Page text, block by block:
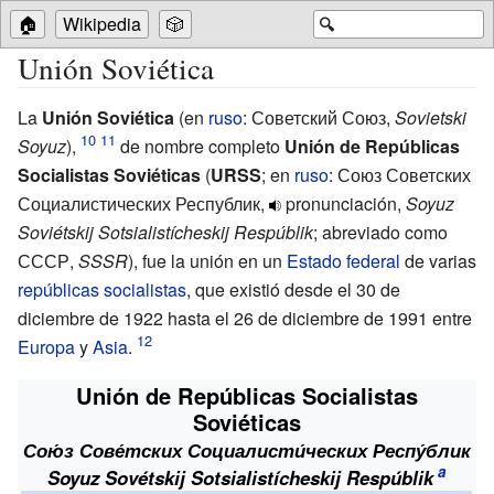
🔍
🏠 Wikipedia 🎲
Unión Soviética
La Unión Soviética (en ruso: Советский Союз, Sovietski
Soyuz), de nombre completo Unión de Repúblicas
Socialistas Soviéticas (URSS; en ruso: Союз Советских
Социалистических Республик, pronunciación, Soyuz
Soviétskij Sotsialistícheskij Respúblik; abreviado como
СССР, SSSR), fue la unión en un Estadofederal de varias
repúblicas socialistas, que existió desde el 30 de
diciembre de 1922 hasta el 26 de diciembre de 1991 entre
EuropayAsia.
Unión de Repúblicas Socialistas
Soviéticas
Сою́з Сове́тских Социалисти́ческих Респу́блик
Soyuz Sovétskij Sotsialistícheskij Respúblik